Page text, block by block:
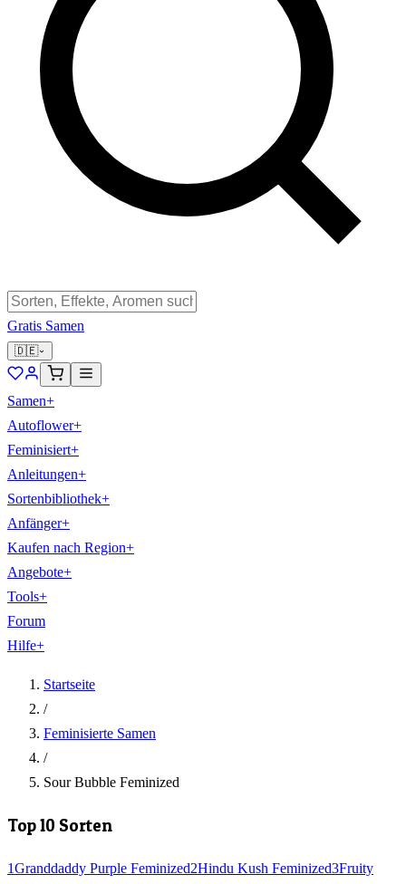
Gratis Samen
🇩🇪
Samen+
Autoflower+
Feminisiert+
Anleitungen+
Sortenbibliothek+
Anfänger+
Kaufen nach Region+
Angebote+
Tools+
Forum
Hilfe+
Startseite
/
Feminisierte Samen
/
Sour Bubble Feminized
Top 10 Sorten
1Granddaddy Purple Feminized2Hindu Kush Feminized3Fruity